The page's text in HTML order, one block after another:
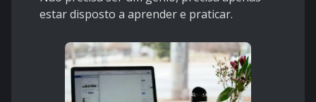
estar disposto a aprender e praticar.